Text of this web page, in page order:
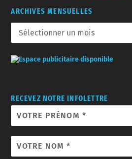
ARCHIVES MENSUELLES
RECEVEZ NOTRE INFOLETTRE